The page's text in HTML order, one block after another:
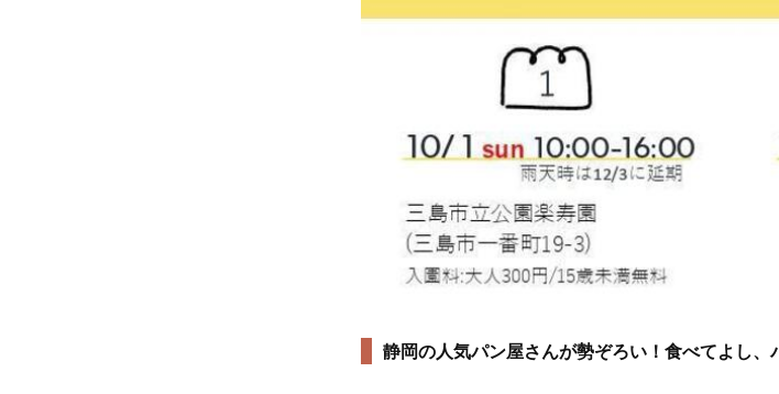
静岡の人気パン屋さんが勢ぞろい！食べてよし